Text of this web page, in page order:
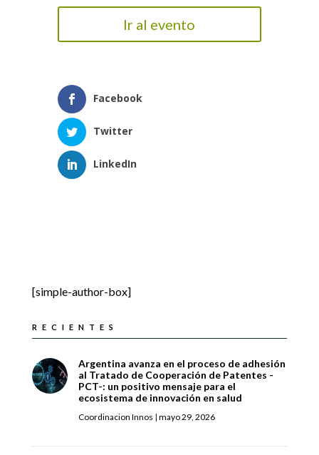
Ir al evento
Facebook
Twitter
LinkedIn
[simple-author-box]
RECIENTES
Argentina avanza en el proceso de adhesión
al Tratado de Cooperación de Patentes -
PCT-: un positivo mensaje para el
ecosistema de innovación en salud
Coordinacion Innos | mayo 29, 2026